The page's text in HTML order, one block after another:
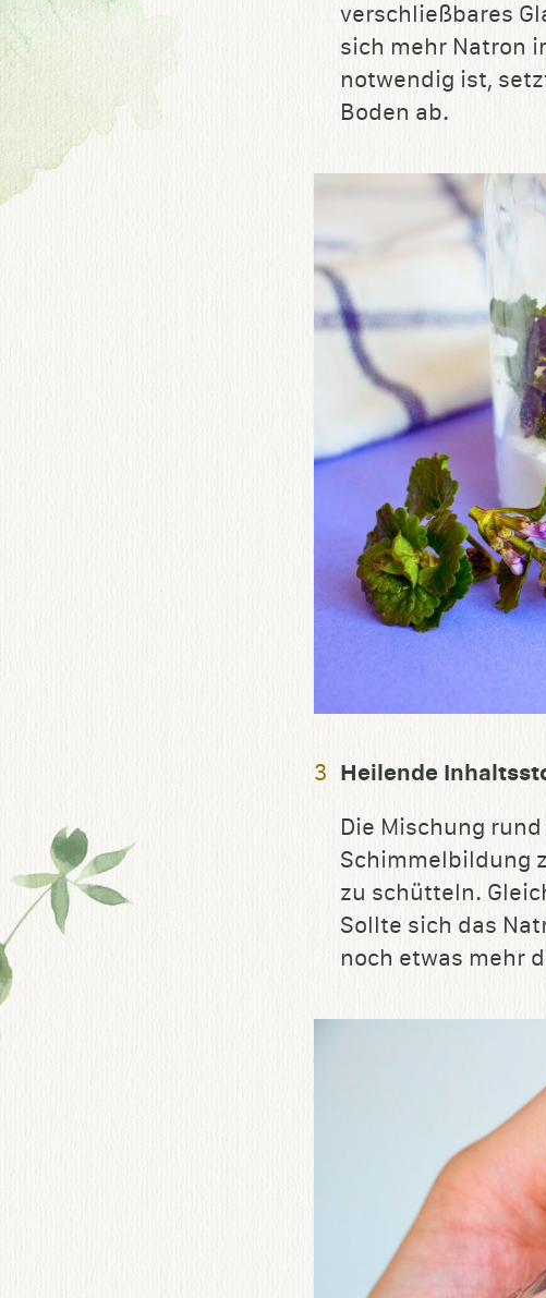
verschließbares
sich mehr Natron
notwendig ist,
Boden ab.
Heilende
Die Mischung
Schimmelbildung
zu schütteln.
Sollte sich das
noch etwas mehr